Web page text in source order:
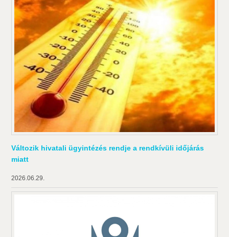
Változik hivatali ügyintézés rendje a rendkívüli időjárás
miatt
2026.06.29.